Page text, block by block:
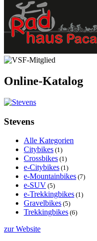
Online-Katalog
Stevens
Alle Kategorien
Citybikes (1)
Crossbikes (1)
e-Citybikes (1)
e-Mountainbikes (7)
e-SUV (5)
e-Trekkingbikes (1)
Gravelbikes (5)
Trekkingbikes (6)
zur Website